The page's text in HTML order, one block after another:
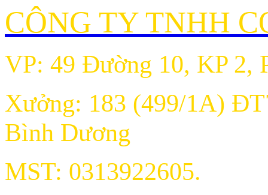
CÔNG TY TNHH
VP: 49 Đường 10, KP 2,
Xưởng: 183 (499/1A)
Bình Dương
MST: 0313922605.